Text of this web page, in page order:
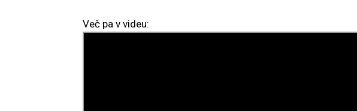
Več pa v videu: